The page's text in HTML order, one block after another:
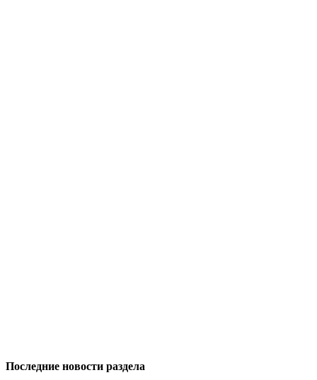
Последние новости раздела